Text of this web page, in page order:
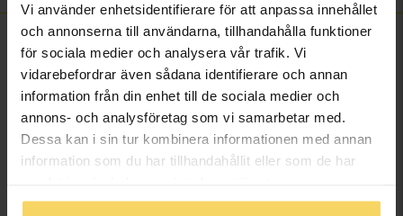
Vi använder enhetsidentifierare för att anpassa innehållet
och annonserna till användarna, tillhandahålla funktioner
för sociala medier och analysera vår trafik. Vi
vidarebefordrar även sådana identifierare och annan
information från din enhet till de sociala medier och
annons- och analysföretag som vi samarbetar med.
Dessa kan i sin tur kombinera informationen med annan
information som du har tillhandahållit eller som de har
FINNS OCKSÅ SOM